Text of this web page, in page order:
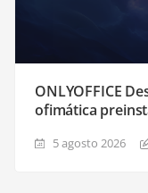
ONLYOFFICE
ofimática
5 agosto 2026